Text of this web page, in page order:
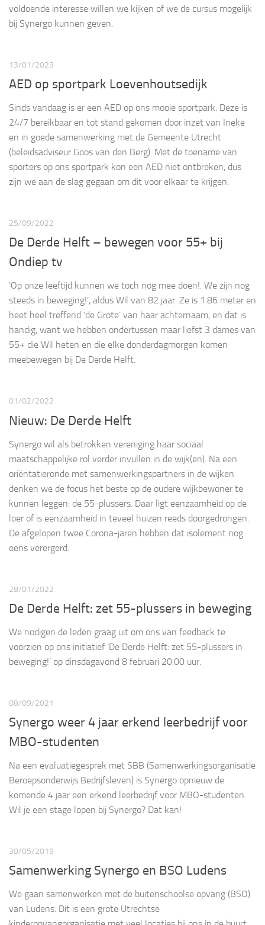
voldoende interesse willen we kijken of we de cursus mogelijk
bij Synergo kunnen geven.
13/01/2023
AED op sportpark Loevenhoutsedijk
Sinds vandaag is er een AED op ons mooie sportpark. Deze is
24/7 bereikbaar en tot stand gekomen door inzet van Ineke
en in goede samenwerking met de Gemeente Utrecht
(beleidsadviseur Goos van den Berg). Met de toename van
sporters op ons sportpark kon een AED niet ontbreken, dus
zijn we aan de slag gegaan om dit voor elkaar te krijgen.
25/09/2022
De Derde Helft – bewegen voor 55+ bij
Ondiep tv
‘Op onze leeftijd kunnen we toch nog mee doen!. We zijn nog
steeds in beweging!’, aldus Wil van 82 jaar. Ze is 1.86 meter en
heet heel treffend ‘de Grote’ van haar achternaam, en dat is
handig, want we hebben ondertussen maar liefst 3 dames van
55+ die Wil heten en die elke donderdagmorgen komen
meebewegen bij De Derde Helft.
01/02/2022
Nieuw: De Derde Helft
Synergo wil als betrokken vereniging haar sociaal
maatschappelijke rol verder invullen in de wijk(en). Na een
oriëntatieronde met samenwerkingspartners in de wijken
denken we de focus het beste op de oudere wijkbewoner te
kunnen leggen: de 55-plussers. Daar ligt eenzaamheid op de
loer of is eenzaamheid in teveel huizen reeds doorgedrongen.
De afgelopen twee Corona-jaren hebben dat isolement nog
eens verergerd.
28/01/2022
De Derde Helft: zet 55-plussers in beweging
We nodigen de leden graag uit om ons van feedback te
voorzien op ons initiatief ‘De Derde Helft: zet 55-plussers in
beweging!’ op dinsdagavond 8 februari 20.00 uur.
08/09/2021
Synergo weer 4 jaar erkend leerbedrijf voor
MBO-studenten
Na een evaluatiegesprek met SBB (Samenwerkingsorganisatie
Beroepsonderwijs Bedrijfsleven) is Synergo opnieuw de
komende 4 jaar een erkend leerbedrijf voor MBO-studenten.
Wil je een stage lopen bij Synergo? Dat kan!
30/05/2019
Samenwerking Synergo en BSO Ludens
We gaan samenwerken met de buitenschoolse opvang (BSO)
van Ludens. Dit is een grote Utrechtse